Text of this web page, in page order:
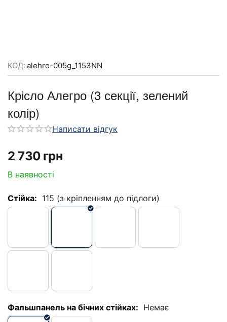
КОД: alehro-005g_1153NN
Крісло Алегро (3 секції, зелений
колір)
Написати відгук
‍2 730‍ грн
В наявності
Стійка: 115 (з кріпленням до підлоги)
Фальшпанель на бічних стійках: Немає